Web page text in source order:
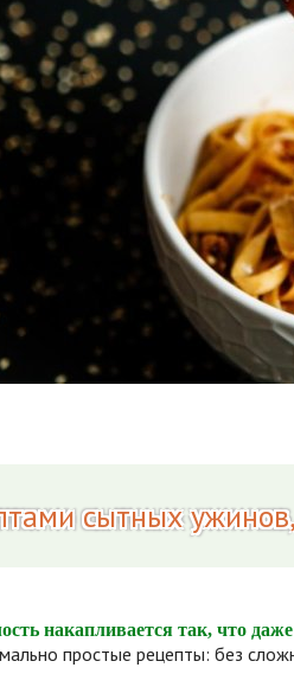
сытных
накапливается так, что
простые рецепты: без